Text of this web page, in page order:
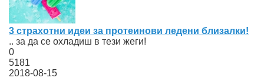
3 страхотни идеи за протеинови ледени близалки!
.. за да се охладиш в тези жеги!
0
5181
2018-08-15